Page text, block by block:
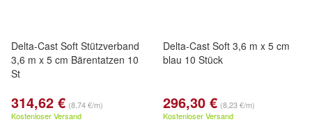
Delta-Cast Soft Stützverband
3,6 m x 5 cm Bärentatzen 10
St
314,62 € (8,74 €/m)
Kostenloser Versand
Delta-Cast Soft 3,6 m x 5 cm
blau 10 Stück
296,30 € (8,23 €/m)
Kostenloser Versand